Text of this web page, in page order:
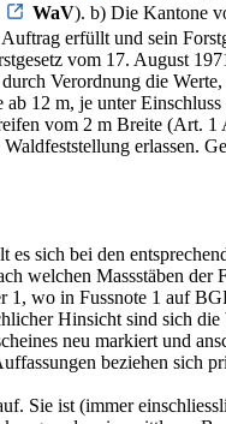
WaV). b) Die Kantone
erfüllt und sein
vom 17. August
Verordnung die
12 m, je unter
vom 2 m Breite (Art.
erlassen.
sich bei den
welchen Massstäben
1, wo in Fussnote 1 auf
Hinsicht sind sich
neu markiert und
beziehen
Sie ist (immer